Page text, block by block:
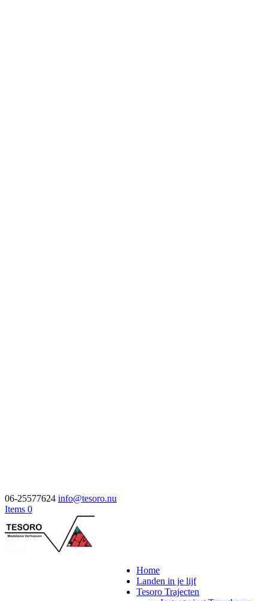
06-25577624 info@tesoro.nu
Items 0
Home
Landen in je lijf
Tesoro Trajecten